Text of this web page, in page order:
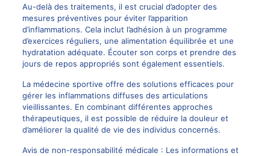
Au-delà des traitements, il est crucial d’adopter des
mesures préventives pour éviter l’apparition
d’inflammations. Cela inclut l’adhésion à un programme
d’exercices réguliers, une alimentation équilibrée et une
hydratation adéquate. Écouter son corps et prendre des
jours de repos appropriés sont également essentiels.
La médecine sportive offre des solutions efficaces pour
gérer les inflammations diffuses des articulations
vieillissantes. En combinant différentes approches
thérapeutiques, il est possible de réduire la douleur et
d’améliorer la qualité de vie des individus concernés.
Avis de non-responsabilité médicale : Les informations et